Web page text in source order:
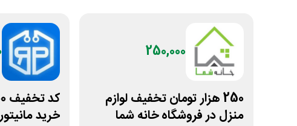
250,000
250 هزار تومان تخفیف لوازم
منزل در فروشگاه خانه شما
خرید